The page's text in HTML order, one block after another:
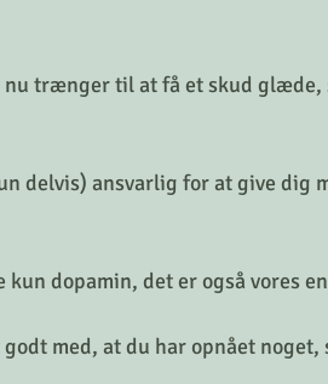
nu trænger til at få et skud
delvis) ansvarlig for at give
kun dopamin, det er også vores
med, at du har opnået